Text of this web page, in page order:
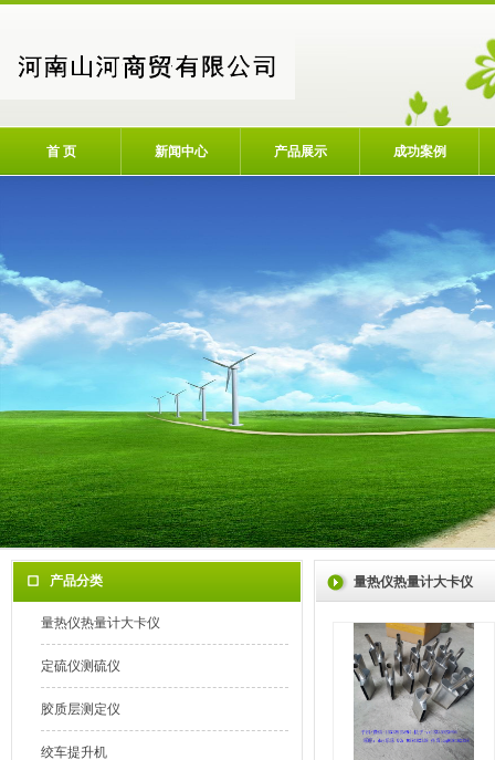
首 页 新闻中心 产品展示 成功案例
产品分类
量热仪热量计大卡仪
定硫仪测硫仪
胶质层测定仪
绞车提升机
量热仪热量计大卡仪